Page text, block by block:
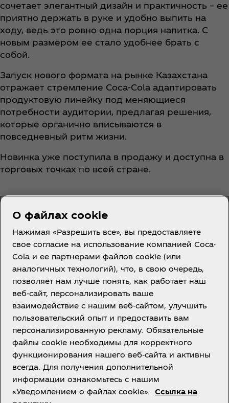
сочетает элегантный дизайн и практичность – ее
приятно держать в руке и удобно выпить на
ходу, ведь это ровно одна порция напитка. С
новым размером ее стало удобнее брать с
собой.
Запуск нового формата на рынке Казахстана
отражает стремление Coca‑Cola адаптировать
продуктовую линейку под меняющиеся
потребности аудитории, предлагая решения,
которые органично вписываются в
повседневный ритм жизни.
Новинка уже поступила в продажу и доступна в
торговых точках по всей стране.
Казахстан | RU
О нас
Нужна помощь?
О файлах cookie
Нажимая «Разрешить все», вы предоставляете
свое согласие на использование компанией Coca-
Cola и ее партнерами файлов cookie (или
аналогичных технологий), что, в свою очередь,
позволяет нам лучше понять, как работает наш
веб-сайт, персонализировать ваше
взаимодействие с нашим веб-сайтом, улучшить
пользовательский опыт и предоставить вам
персонализированную рекламу. Обязательные
файлы cookie необходимы для корректного
функционирования нашего веб-сайта и активны
всегда. Для получения дополнительной
информации ознакомьтесь с нашим
«Уведомлением о файлах cookie».
Ссылка на